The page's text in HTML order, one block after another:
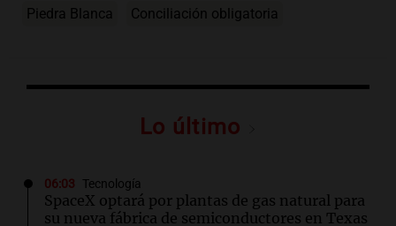
Piedra Blanca Conciliación obligatoria
Lo último
06:03 Tecnología
SpaceX optará por plantas de gas natural para
su nueva fábrica de semiconductores en Texas